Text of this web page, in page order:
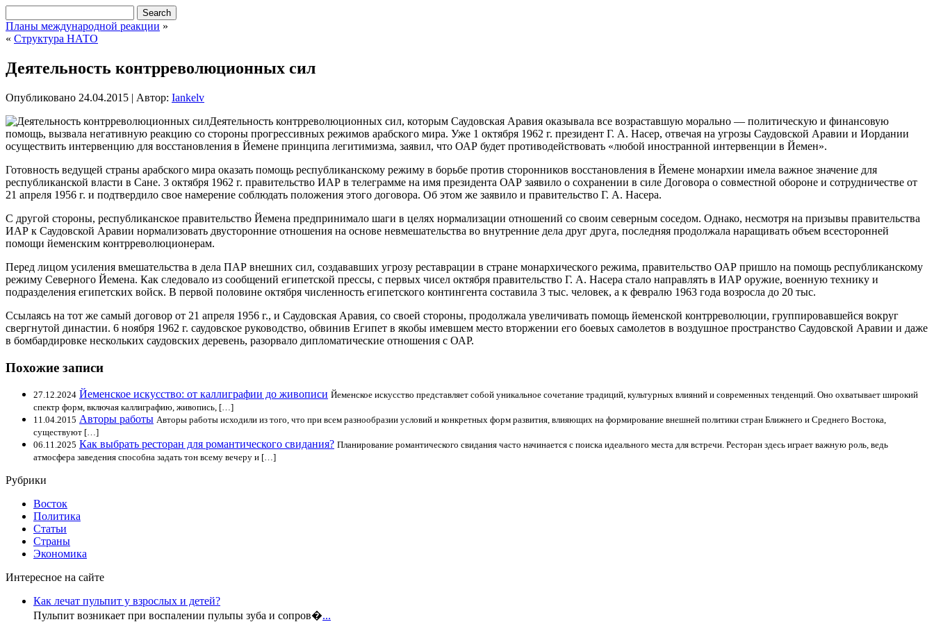
Планы международной реакции »
« Структура НАТО
Деятельность контрреволюционных сил
Опубликовано 24.04.2015 | Автор: Iankelv
Деятельность контрреволюционных сил, которым Саудовская Аравия оказывала все возраставшую морально — политическую и финансовую
помощь, вызвала негативную реакцию со стороны прогрессивных режимов арабского мира. Уже 1 октября 1962 г. президент Г. А. Насер, отвечая на угрозы Саудовской Аравии и Иордании
осуществить интервенцию для восстановления в Йемене принципа легитимизма, заявил, что ОАР будет противодействовать «любой иностранной интервенции в Йемен».
Готовность ведущей страны арабского мира оказать помощь республиканскому режиму в борьбе против сторонников восстановления в Йемене монархии имела важное значение для
республиканской власти в Сане. 3 октября 1962 г. правительство ИАР в телеграмме на имя президента ОАР заявило о сохранении в силе Договора о совместной обороне и сотрудничестве от
21 апреля 1956 г. и подтвердило свое намерение соблюдать положения этого договора. Об этом же заявило и правительство Г. А. Насера.
С другой стороны, республиканское правительство Йемена предпринимало шаги в целях нормализации отношений со своим северным соседом. Однако, несмотря на призывы правительства
ИАР к Саудовской Аравии нормализовать двусторонние отношения на основе невмешательства во внутренние дела друг друга, последняя продолжала наращивать объем всесторонней
помощи йеменским контрреволюционерам.
Перед лицом усиления вмешательства в дела ПАР внешних сил, создававших угрозу реставрации в стране монархического режима, правительство ОАР пришло на помощь республиканскому
режиму Северного Йемена. Как следовало из сообщений египетской прессы, с первых чисел октября правительство Г. А. Насера стало направлять в ИАР оружие, военную технику и
подразделения египетских войск. В первой половине октября численность египетского контингента составила 3 тыс. человек, а к февралю 1963 года возросла до 20 тыс.
Ссылаясь на тот же самый договор от 21 апреля 1956 г., и Саудовская Аравия, со своей стороны, продолжала увеличивать помощь йеменской контрреволюции, группировавшейся вокруг
свергнутой династии. 6 ноября 1962 г. саудовское руководство, обвинив Египет в якобы имевшем место вторжении его боевых самолетов в воздушное пространство Саудовской Аравии и даже
в бомбардировке нескольких саудовских деревень, разорвало дипломатические отношения с ОАР.
Похожие записи
27.12.2024 Йеменское искусство: от каллиграфии до живописи Йеменское искусство представляет собой уникальное сочетание традиций, культурных влияний и современных тенденций. Оно охватывает широкий
спектр форм, включая каллиграфию, живопись, […]
11.04.2015 Авторы работы Авторы работы исходили из того, что при всем разнообразии условий и конкретных форм развития, влияющих на формирование внешней политики стран Ближнего и Среднего Востока,
существуют […]
06.11.2025 Как выбрать ресторан для романтического свидания? Планирование романтического свидания часто начинается с поиска идеального места для встречи. Ресторан здесь играет важную роль, ведь
атмосфера заведения способна задать тон всему вечеру и […]
Рубрики
Восток
Политика
Статьи
Страны
Экономика
Интересное на сайте
Как лечат пульпит у взрослых и детей?
Пульпит возникает при воспалении пульпы зуба и сопров�...